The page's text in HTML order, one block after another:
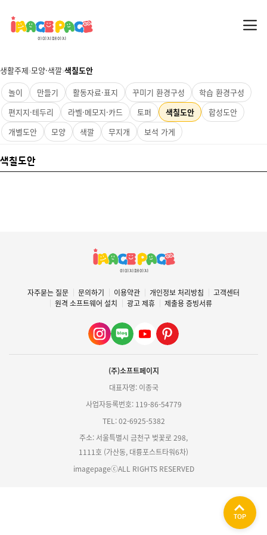
생활주제›모양·색깔›색칠도안
놀이
만들기 활동자료·표지 꾸미기 환경구성
학습 환경구성
편지지·테두리
라벨·메모지·카드 토퍼 색칠도안
합성도안
개별도안
모양 색깔 무지개 보석 가게
색칠도안
자주묻는 질문 문의하기 이용약관 개인정보 처리방침
고객센터
원격 소프트웨어 설치
광고 제휴 제출용 증빙서류
(주)소프트페이지
대표자명: 이종국
사업자등록번호: 119-86-54779
TEL: 02-6925-5382
주소: 서울특별시 금천구 벚꽃로 298,
1111호 (가산동, 대륭포스트타워6차)
imagepageⓒALL RIGHTS RESERVED